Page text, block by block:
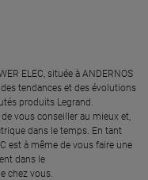
ELEC, située à ANDERNOS
tendances et des évolutions
produits Legrand.
de vous conseiller au mieux et,
dans le temps. En tant
est à même de vous faire une
dans le
chez vous.​